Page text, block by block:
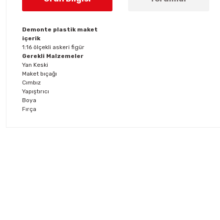
Demonte plastik maket
içerik
1:16 ölçekli askeri figür
Gerekli Malzemeler
Yan Keski
Maket bıçağı
Cımbız
Yapıştırıcı
Boya
Fırça